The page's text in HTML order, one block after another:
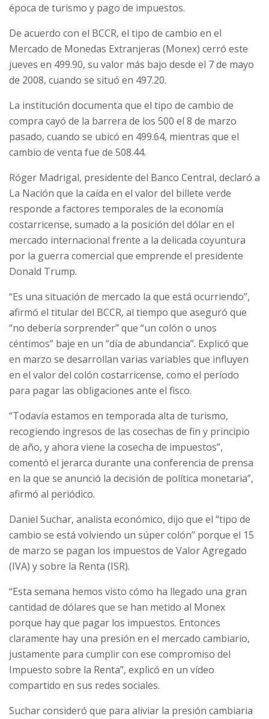
época de turismo y pago de impuestos.
De acuerdo con el BCCR, el tipo de cambio en el
Mercado de Monedas Extranjeras (Monex) cerró este
jueves en 499.90, su valor más bajo desde el 7 de mayo
de 2008, cuando se situó en 497.20.
La institución documenta que el tipo de cambio de
compra cayó de la barrera de los 500 el 8 de marzo
pasado, cuando se ubicó en 499.64, mientras que el
cambio de venta fue de 508.44.
Róger Madrigal, presidente del Banco Central, declaró a
La Nación que la caída en el valor del billete verde
responde a factores temporales de la economía
costarricense, sumado a la posición del dólar en el
mercado internacional frente a la delicada coyuntura
por la guerra comercial que emprende el presidente
Donald Trump.
“Es una situación de mercado la que está ocurriendo”,
afirmó el titular del BCCR, al tiempo que aseguró que
“no debería sorprender” que “un colón o unos
céntimos” baje en un “día de abundancia”. Explicó que
en marzo se desarrollan varias variables que influyen
en el valor del colón costarricense, como el período
para pagar las obligaciones ante el fisco.
“Todavía estamos en temporada alta de turismo,
recogiendo ingresos de las cosechas de fin y principio
de año, y ahora viene la cosecha de impuestos”,
comentó el jerarca durante una conferencia de prensa
en la que se anunció la decisión de política monetaria”,
afirmó al periódico.
Daniel Suchar, analista económico, dijo que el “tipo de
cambio se está volviendo un súper colón” porque el 15
de marzo se pagan los impuestos de Valor Agregado
(IVA) y sobre la Renta (ISR).
“Esta semana hemos visto cómo ha llegado una gran
cantidad de dólares que se han metido al Monex
porque hay que pagar los impuestos. Entonces
claramente hay una presión en el mercado cambiario,
justamente para cumplir con ese compromiso del
Impuesto sobre la Renta”, explicó en un vídeo
compartido en sus redes sociales.
Suchar consideró que para aliviar la presión cambiaria